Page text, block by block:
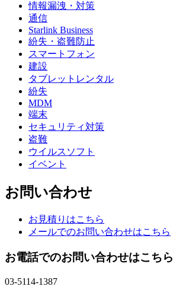
情報漏洩・対策
通信
Starlink Business
紛失・盗難防止
スマートフォン
建設
タブレットレンタル
紛失
MDM
端末
セキュリティ対策
盗難
ウイルスソフト
イベント
お問い合わせ
お見積りはこちら
メールでのお問い合わせはこちら
お電話でのお問い合わせはこちら
03-5114-1387